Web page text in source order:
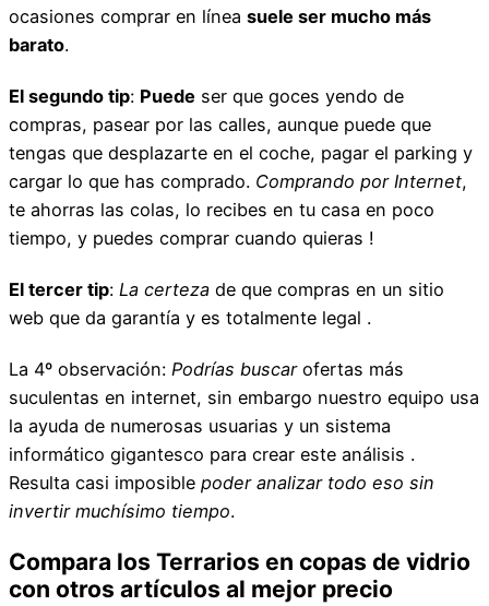
ocasiones comprar en línea suele ser mucho más
barato.
El segundo tip: Puede ser que goces yendo de
compras, pasear por las calles, aunque puede que
tengas que desplazarte en el coche, pagar el parking y
cargar lo que has comprado. Comprando por Internet,
te ahorras las colas, lo recibes en tu casa en poco
tiempo, y puedes comprar cuando quieras !
El tercer tip: La certeza de que compras en un sitio
web que da garantía y es totalmente legal .
La 4º observación: Podrías buscarofertas más
suculentas en internet, sin embargo nuestro equipo usa
la ayuda de numerosas usuarias y un sistema
informático gigantesco para crear este análisis .
Resulta casi imposible poder analizar todo eso sin
invertir muchísimo tiempo.
Compara los Terrarios en copas de vidrio
con otros artículos al mejor precio